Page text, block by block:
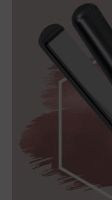
cantidad